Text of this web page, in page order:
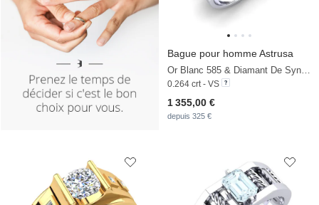
Bague pour homme Astrusa
Or Blanc 585 & Diamant De Synthèse
0.264 crt - VS
1 355,00 €
depuis 325 €